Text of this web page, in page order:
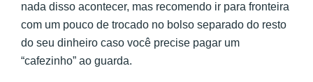
nada disso acontecer, mas recomendo ir para fronteira
com um pouco de trocado no bolso separado do resto
do seu dinheiro caso você precise pagar um
“cafezinho” ao guarda.